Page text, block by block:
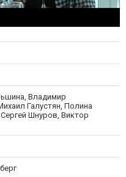
Владимир
Галустян, Полина
Шнуров, Виктор